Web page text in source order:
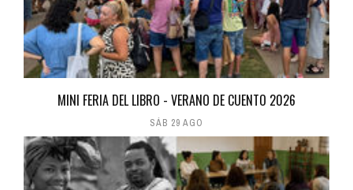
MINI FERIA DEL LIBRO - VERANO DE CUENTO 2026
SÁB 29 AGO